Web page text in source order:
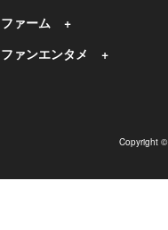
ファーム
ファンエンタメ
Copyright